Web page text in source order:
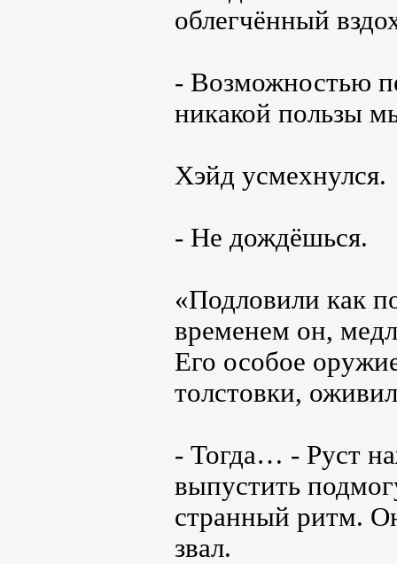
облегчённый
- Возможностью
никакой пользы
Хэйд усмехнулся.
- Не дождёшься.
«Подловили как
временем он,
Его особое
толстовки,
- Тогда… - Руст
выпустить
странный ритм.
звал.